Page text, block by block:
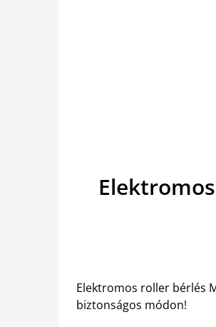
Elektromos roller bérlés
biztonságos módon!